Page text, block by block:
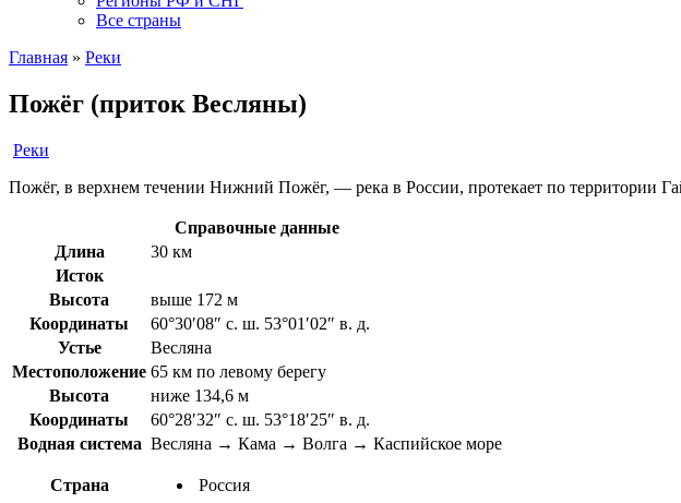
Все страны
Главная » Реки
Пожёг (приток Весляны)
Реки
Пожёг, в верхнем течении Нижний Пожёг, — река в России, протекает по территории
Справочные данные
Длина
30 км
Исток
Высота
выше 172 м
Координаты
60°30′08″ с. ш. 53°01′02″ в. д.
Устье
Весляна
Местоположение 65 км по левому берегу
Высота
ниже 134,6 м
Координаты
60°28′32″ с. ш. 53°18′25″ в. д.
Водная система Весляна → Кама → Волга → Каспийское море
Страна Россия